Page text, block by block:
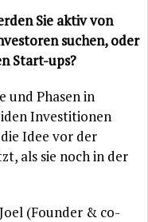
Sie aktiv von
suchen, oder
Start-ups?
und Phasen in
Investitionen
Idee vor der
als sie noch in der
(Founder & co-